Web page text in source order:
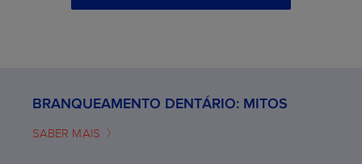
BRANQUEAMENTO DENTÁRIO: MITOS
SABER MAIS